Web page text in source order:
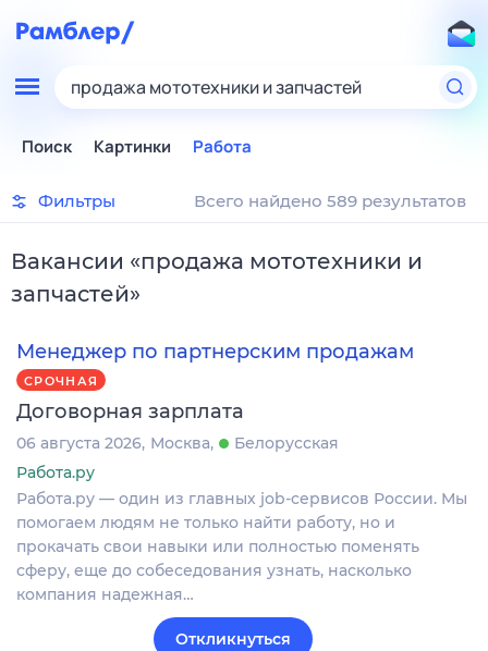
продажа мототехники и запчастей
Поиск Картинки Работа
Фильтры Всего найдено 589 результатов
Вакансии «продажа мототехники и
запчастей»
Менеджер по партнерским продажам
СРОЧНАЯ
Договорная зарплата
06 августа 2026 Москва
Белорусская
Работа.ру
Работа.ру — один из главных job-сервисов России. Мы
помогаем людям не только найти работу, но и
прокачать свои навыки или полностью поменять
сферу, еще до собеседования узнать, насколько
компания надежная…
Откликнуться